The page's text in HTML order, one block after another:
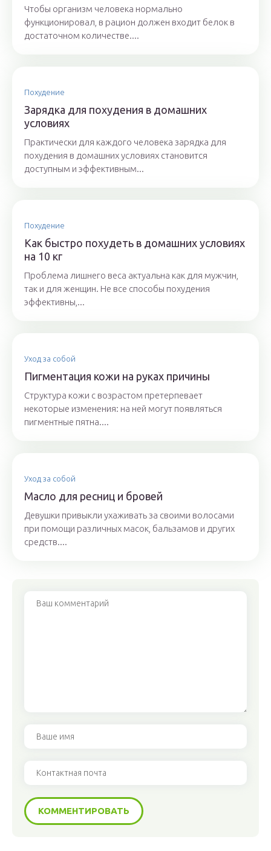
Чтобы организм человека нормально
функционировал, в рацион должен входит белок в
достаточном количестве....
Похудение
Зарядка для похудения в домашних
условиях
Практически для каждого человека зарядка для
похудения в домашних условиях становится
доступным и эффективным...
Похудение
Как быстро похудеть в домашних условиях
на 10 кг
Проблема лишнего веса актуальна как для мужчин,
так и для женщин. Не все способы похудения
эффективны,...
Уход за собой
Пигментация кожи на руках причины
Структура кожи с возрастом претерпевает
некоторые изменения: на ней могут появляться
пигментные пятна....
Уход за собой
Масло для ресниц и бровей
Девушки привыкли ухаживать за своими волосами
при помощи различных масок, бальзамов и других
средств....